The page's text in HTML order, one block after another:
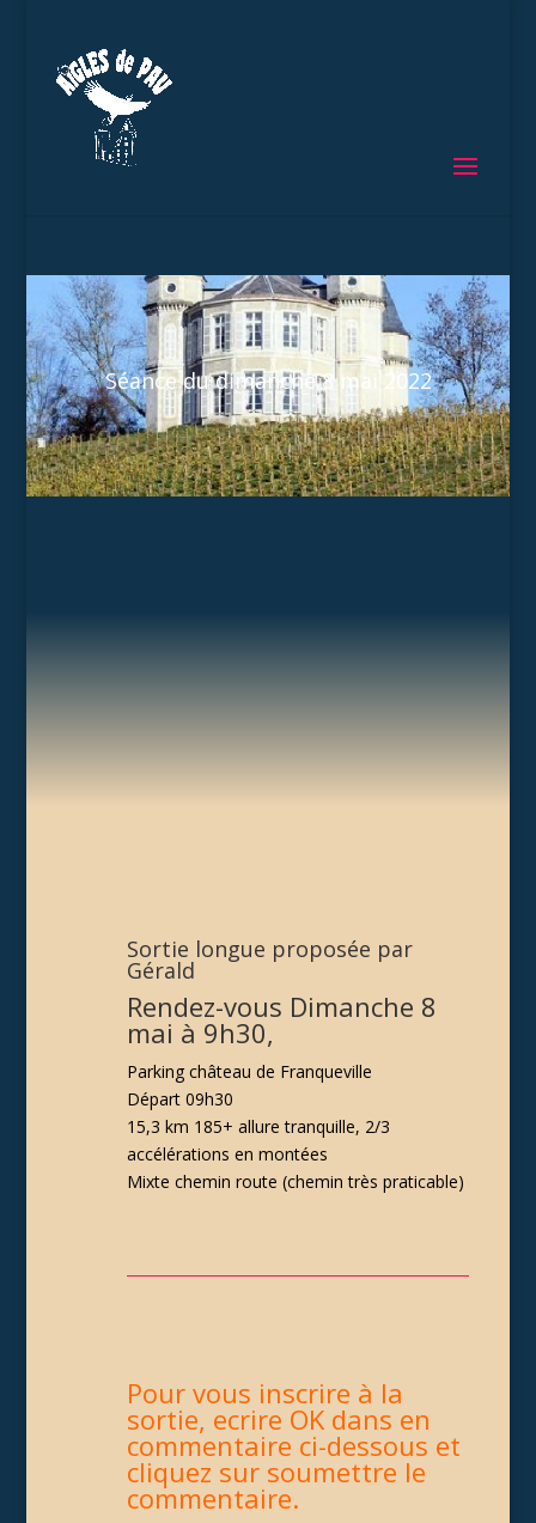
Séance du dimanche 8 mai 2022
Sortie longue proposée par
Gérald
Rendez-vous Dimanche 8
mai à 9h30,
Parking château de Franqueville
Départ 09h30
15,3 km 185+ allure tranquille, 2/3
accélérations en montées
Mixte chemin route (chemin très praticable)
Pour vous inscrire à la
sortie, ecrire OK dans en
commentaire ci-dessous et
cliquez sur soumettre le
commentaire.